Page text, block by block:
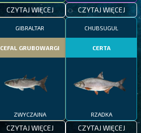
CZYTAJ WIĘCEJ CZYTAJ WIĘCEJ
GIBRALTAR
CEFAL GRUBOWARGI
ZWYCZAJNA
CZYTAJ WIĘCEJ
CHUBSUGUŁ
CERTA
RZADKA
CZYTAJ WIĘCEJ